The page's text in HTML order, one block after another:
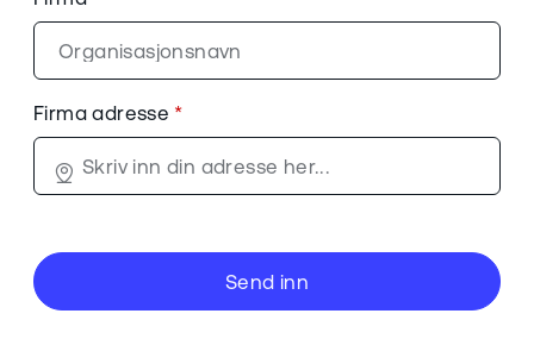
Firma adresse
Send inn